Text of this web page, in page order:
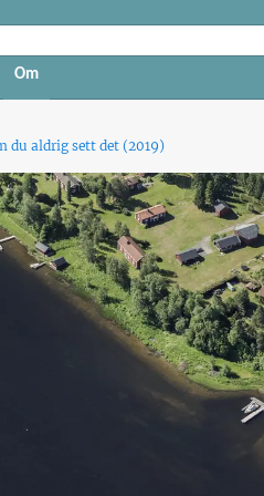
Om
du aldrig sett det (2019)